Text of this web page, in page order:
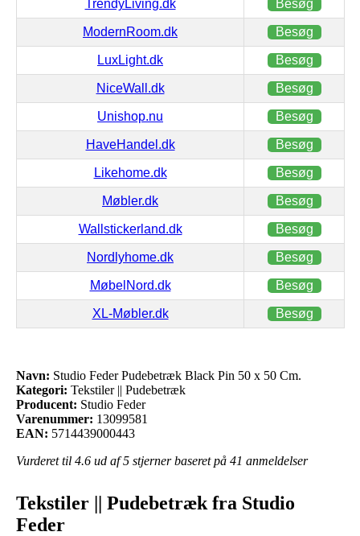
TrendyLiving.dk Besøg
ModernRoom.dk Besøg
LuxLight.dk Besøg
NiceWall.dk Besøg
Unishop.nu Besøg
HaveHandel.dk Besøg
Likehome.dk Besøg
Møbler.dk Besøg
Wallstickerland.dk Besøg
Nordlyhome.dk Besøg
MøbelNord.dk Besøg
XL-Møbler.dk Besøg
Navn: Studio Feder Pudebetræk Black Pin 50 x 50 Cm.
Kategori: Tekstiler || Pudebetræk
Producent: Studio Feder
Varenummer: 13099581
EAN: 5714439000443
Vurderet til 4.6 ud af 5 stjerner baseret på 41 anmeldelser
Tekstiler || Pudebetræk fra Studio
Feder